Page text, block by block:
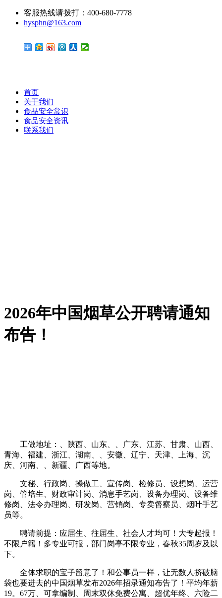
客服热线请拨打：400-680-7778
hysphn@163.com
首页
关于我们
食品安全常识
食品安全资讯
联系我们
2026年中国烟草公开聘请通知
布告！
工做地址：、陕西、山东、、广东、江苏、甘肃、山西、
青海、福建、浙江、湖南、、安徽、辽宁、天津、上海、沉
庆、河南、、新疆、广西等地。
文秘、行政岗、操做工、宣传岗、检修员、设想岗、运营
岗、管培生、财政审计岗、消息手艺岗、设备办理岗、设备维
修岗、法令办理岗、研发岗、营销岗、专卖督察员、烟叶手艺
员等。
聘请前提：应届生、往届生、社会人才均可！大专起报！
不限户籍！多专业可报，部门岗亭不限专业，春秋35周岁及以
下。
全体求职的宝子留意了！和公事员一样，让无数人挤破脑
袋也要进去的中国烟草发布2026年招录通知布告了！平均年薪
19。67万、可拿编制、周末双休免费公寓、超优年终、六险二